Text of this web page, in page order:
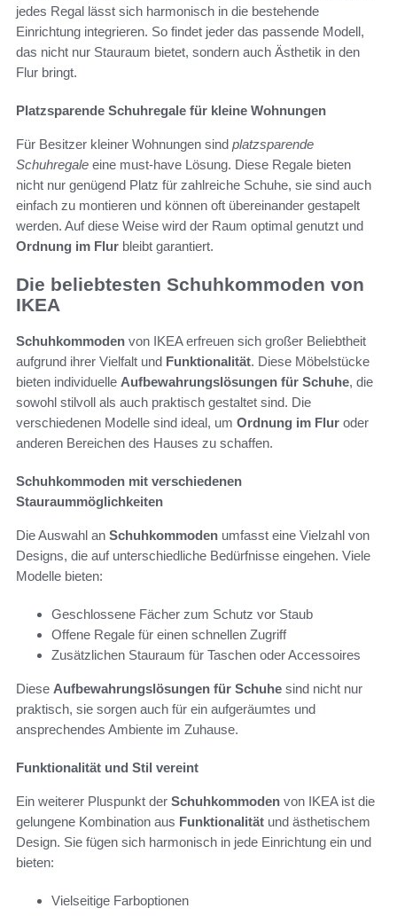
jedes Regal lässt sich harmonisch in die bestehende
Einrichtung integrieren. So findet jeder das passende Modell,
das nicht nur Stauraum bietet, sondern auch Ästhetik in den
Flur bringt.
Platzsparende Schuhregale für kleine Wohnungen
Für Besitzer kleiner Wohnungen sind platzsparende
Schuhregale eine must-have Lösung. Diese Regale bieten
nicht nur genügend Platz für zahlreiche Schuhe, sie sind auch
einfach zu montieren und können oft übereinander gestapelt
werden. Auf diese Weise wird der Raum optimal genutzt und
Ordnung im Flur bleibt garantiert.
Die beliebtesten Schuhkommoden von
IKEA
Schuhkommoden von IKEA erfreuen sich großer Beliebtheit
aufgrund ihrer Vielfalt und Funktionalität. Diese Möbelstücke
bieten individuelle Aufbewahrungslösungen für Schuhe, die
sowohl stilvoll als auch praktisch gestaltet sind. Die
verschiedenen Modelle sind ideal, um Ordnung im Flur oder
anderen Bereichen des Hauses zu schaffen.
Schuhkommoden mit verschiedenen
Stauraummöglichkeiten
Die Auswahl an Schuhkommoden umfasst eine Vielzahl von
Designs, die auf unterschiedliche Bedürfnisse eingehen. Viele
Modelle bieten:
Geschlossene Fächer zum Schutz vor Staub
Offene Regale für einen schnellen Zugriff
Zusätzlichen Stauraum für Taschen oder Accessoires
Diese Aufbewahrungslösungen für Schuhe sind nicht nur
praktisch, sie sorgen auch für ein aufgeräumtes und
ansprechendes Ambiente im Zuhause.
Funktionalität und Stil vereint
Ein weiterer Pluspunkt der Schuhkommoden von IKEA ist die
gelungene Kombination aus Funktionalität und ästhetischem
Design. Sie fügen sich harmonisch in jede Einrichtung ein und
bieten:
Vielseitige Farboptionen